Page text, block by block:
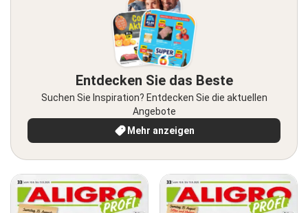
Entdecken Sie das Beste
Suchen Sie Inspiration? Entdecken Sie die aktuellen
Angebote
Mehr anzeigen